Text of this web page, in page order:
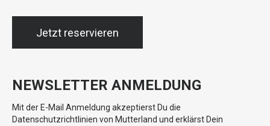
Jetzt reservieren
NEWSLETTER ANMELDUNG
Mit der E-Mail Anmeldung akzeptierst Du die
Datenschutzrichtlinien von Mutterland und erklärst Dein